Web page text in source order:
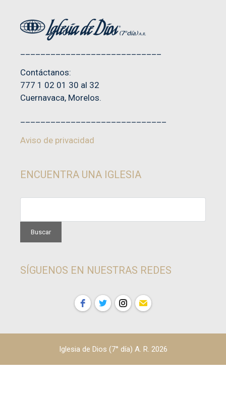
Contáctanos:
777 1 02 01 30 al 32
Cuernavaca, Morelos.
Aviso de privacidad
ENCUENTRA UNA IGLESIA
SÍGUENOS EN NUESTRAS REDES
Iglesia de Dios (7° día) A. R. 2026